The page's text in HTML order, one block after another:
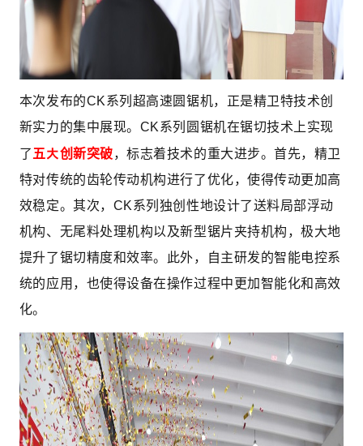
本次发布的CK系列超高速圆锯机，正是精卫特技术创
新实力的集中展现。CK系列圆锯机在锯切技术上实现
了五大创新突破，标志着技术的重大进步。首先，精卫
特对传统的齿轮传动机构进行了优化，使得传动更加高
效稳定。其次，CK系列独创性地设计了送料局部浮动
机构、无尾料处理机构以及新型锯片夹持机构，极大地
提升了锯切精度和效率。此外，自主研发的智能电控系
统的应用，也使得设备在操作过程中更加智能化和高效
化。